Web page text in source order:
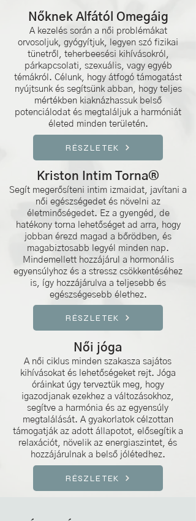
Nőknek Alfától Omegáig
A kezelés során a női problémákat
orvosoljuk, gyógyítjuk, legyen szó fizikai
tünetről, teherbeesési kihívásokról,
párkapcsolati, szexuális, vagy egyéb
témákról. Célunk, hogy átfogó támogatást
nyújtsunk és segítsünk abban, hogy teljes
mértékben kiaknázhassuk belső
potenciálodat és megtaláljuk a harmóniát
életed minden területén.​
RÉSZLETEK
Kriston Intim Torna®
Segít megerősíteni intim izmaidat, javítani a
női egészségedet és növelni az
életminőségedet. Ez a gyengéd, de
hatékony torna lehetőséget ad arra, hogy
jobban érezd magad a bőrödben, és
magabiztosabb legyél minden nap.
Mindemellett hozzájárul a hormonális
egyensúlyhoz és a stressz csökkentéséhez
is, így hozzájárulva a teljesebb és
egészségesebb élethez.
RÉSZLETEK
Női jóga
A női ciklus minden szakasza sajátos
kihívásokat és lehetőségeket rejt. Jóga
óráinkat úgy terveztük meg, hogy
igazodjanak ezekhez a változásokhoz,
segítve a harmónia és az egyensúly
megtalálását. A gyakorlatok célzottan
támogatják az adott állapotot, elősegítik a
relaxációt, növelik az energiaszintet, és
hozzájárulnak a belső jólétedhez.
RÉSZLETEK